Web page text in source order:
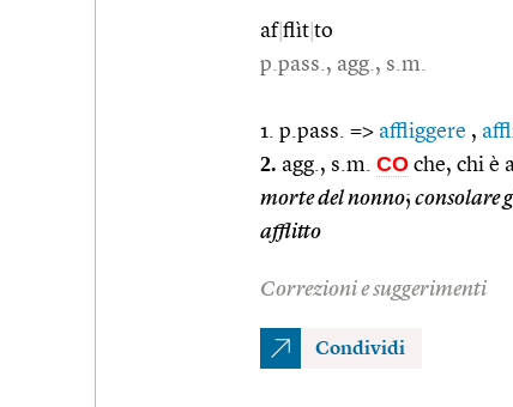
af|flìt to
p.pass., agg., s.m.
1. p.pass. => affliggere ,
2. agg., s.m. CO che, chi è
morte del nonno; consolare
afflitto
Correzioni e suggerimenti
Condividi